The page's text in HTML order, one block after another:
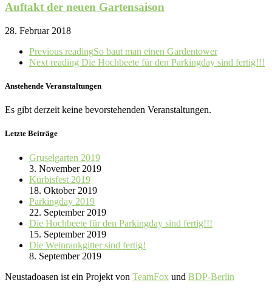
Auftakt der neuen Gartensaison
28. Februar 2018
Previous readingSo baut man einen Gardentower
Next reading Die Hochbeete für den Parkingday sind fertig!!!
Anstehende Veranstaltungen
Es gibt derzeit keine bevorstehenden Veranstaltungen.
Letzte Beiträge
Gruselgarten 2019
3. November 2019
Kürbisfest 2019
18. Oktober 2019
Parkingday 2019
22. September 2019
Die Hochbeete für den Parkingday sind fertig!!!
15. September 2019
Die Weinrankgitter sind fertig!
8. September 2019
Neustadoasen ist ein Projekt von TeamFox und BDP-Berlin